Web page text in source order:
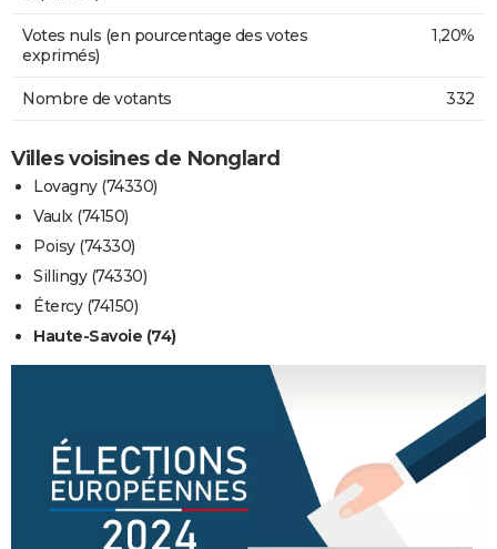
Votes nuls (en pourcentage des votes
exprimés)
1,20%
Nombre de votants 332
Villes voisines de Nonglard
Lovagny (74330)
Vaulx (74150)
Poisy (74330)
Sillingy (74330)
Étercy (74150)
Haute-Savoie (74)